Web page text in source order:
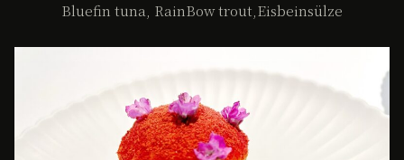
Bluefin tuna, RainBow trout,Eisbeinsülze